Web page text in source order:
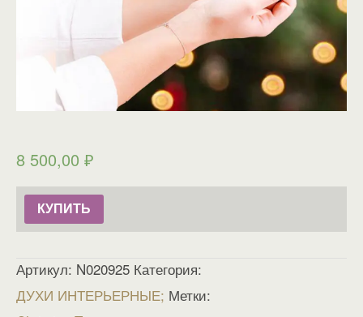
8 500,00 ₽
КУПИТЬ
Артикул: N020925 Категория:
ДУХИ ИНТЕРЬЕРНЫЕ Метки: